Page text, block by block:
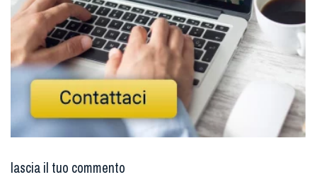
lascia il tuo commento